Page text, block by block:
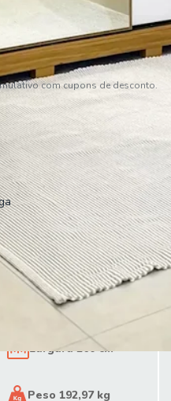
com cupons de desconto.
Calcular
Largura 260 cm
Peso 192,97 kg